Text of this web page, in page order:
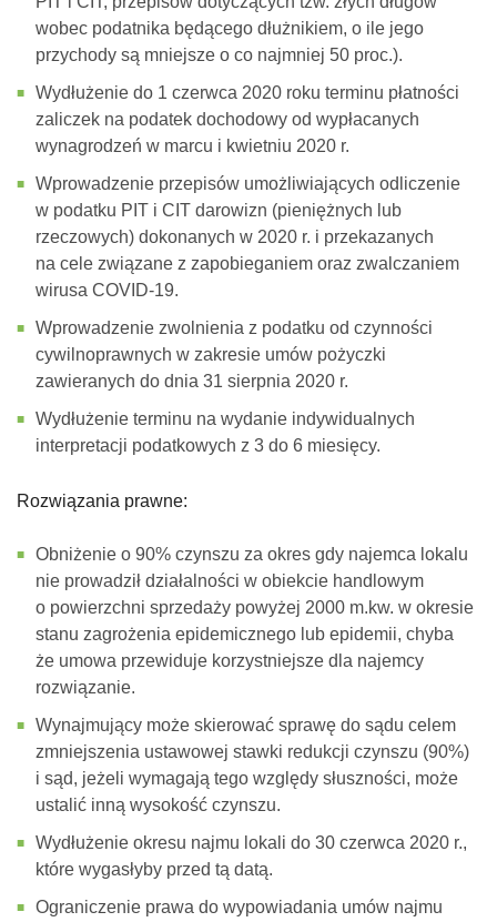
wobec podatnika będącego dłużnikiem, o ile jego
przychody są mniejsze o co najmniej 50 proc.).
Wydłużenie do 1 czerwca 2020 roku terminu płatności
zaliczek na podatek dochodowy od wypłacanych
wynagrodzeń w marcu i kwietniu 2020 r.
Wprowadzenie przepisów umożliwiających odliczenie
w podatku PIT i CIT darowizn (pieniężnych lub
rzeczowych) dokonanych w 2020 r. i przekazanych
na cele związane z zapobieganiem oraz zwalczaniem
wirusa COVID-19.
Wprowadzenie zwolnienia z podatku od czynności
cywilnoprawnych w zakresie umów pożyczki
zawieranych do dnia 31 sierpnia 2020 r.
Wydłużenie terminu na wydanie indywidualnych
interpretacji podatkowych z 3 do 6 miesięcy.
Rozwiązania prawne:
Obniżenie o 90% czynszu za okres gdy najemca lokalu
nie prowadził działalności w obiekcie handlowym
o powierzchni sprzedaży powyżej 2000 m.kw. w okresie
stanu zagrożenia epidemicznego lub epidemii, chyba
że umowa przewiduje korzystniejsze dla najemcy
rozwiązanie.
Wynajmujący może skierować sprawę do sądu celem
zmniejszenia ustawowej stawki redukcji czynszu (90%)
i sąd, jeżeli wymagają tego względy słuszności, może
ustalić inną wysokość czynszu.
Wydłużenie okresu najmu lokali do 30 czerwca 2020 r.,
które wygasłyby przed tą datą.
Ograniczenie prawa do wypowiadania umów najmu